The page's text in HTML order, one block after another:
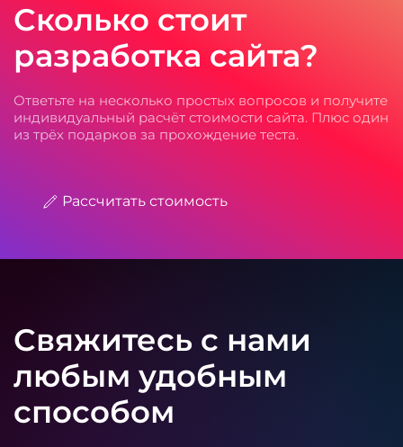
Сколько стоит
разработка сайта?
Ответьте на несколько простых вопросов и получите
индивидуальный расчёт стоимости сайта. Плюс один
из трёх подарков за прохождение теста.
Рассчитать стоимость
Свяжитесь с нами
любым удобным
способом